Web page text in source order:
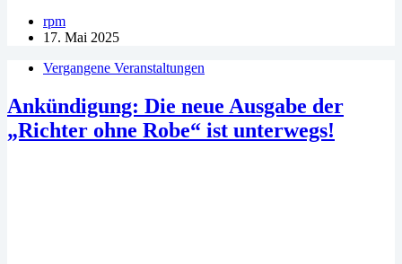
rpm
17. Mai 2025
Vergangene Veranstaltungen
Ankündigung: Die neue Ausgabe der
„Richter ohne Robe“ ist unterwegs!